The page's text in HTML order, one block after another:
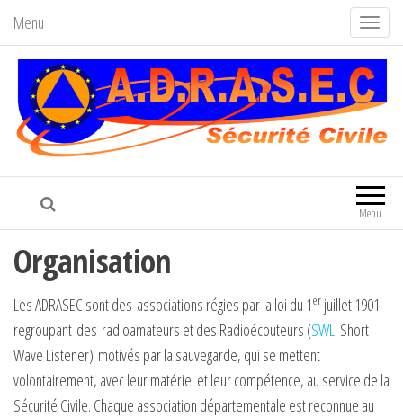
Menu
A
f
f
i
c
e
r
/
s
e
r
Adrasec71
Association Départementale de la
Menu
Organisation
Les ADRASEC sont des associations régies par la loi du 1er juillet 1901
regroupant des radioamateurs et des Radioécouteurs (SWL: Short
Wave Listener) motivés par la sauvegarde, qui se mettent
volontairement, avec leur matériel et leur compétence, au service de la
Sécurité Civile. Chaque association départementale est reconnue au